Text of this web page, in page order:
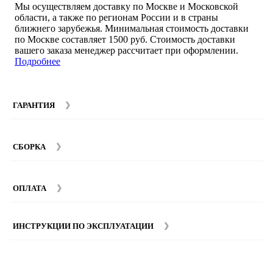
Мы осуществляем доставку по Москве и Московской
области, а также по регионам России и в страны
ближнего зарубежья. Минимальная стоимость доставки
по Москве составляет 1500 руб. Стоимость доставки
вашего заказа менеджер рассчитает при оформлении.
Подробнее
ГАРАНТИЯ
составляет 12 месяцев с момента покупки при
СБОРКА
Стоимость сборки зависит от количества и моделей
ОПЛАТА
ИНСТРУКЦИИ ПО ЭКСПЛУАТАЦИИ